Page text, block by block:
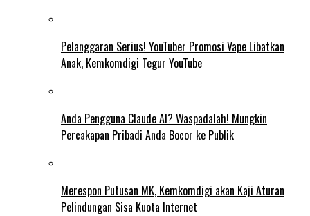
Pelanggaran Serius! YouTuber Promosi Vape Libatkan
Anak, Kemkomdigi Tegur YouTube
Anda Pengguna Claude AI? Waspadalah! Mungkin
Percakapan Pribadi Anda Bocor ke Publik
Merespon Putusan MK, Kemkomdigi akan Kaji Aturan
Pelindungan Sisa Kuota Internet